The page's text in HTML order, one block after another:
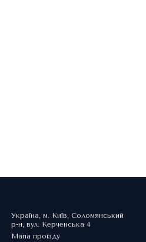
Україна, м. Київ, Соломянський
р-н, вул. Керченська 4
Мапа проїзду